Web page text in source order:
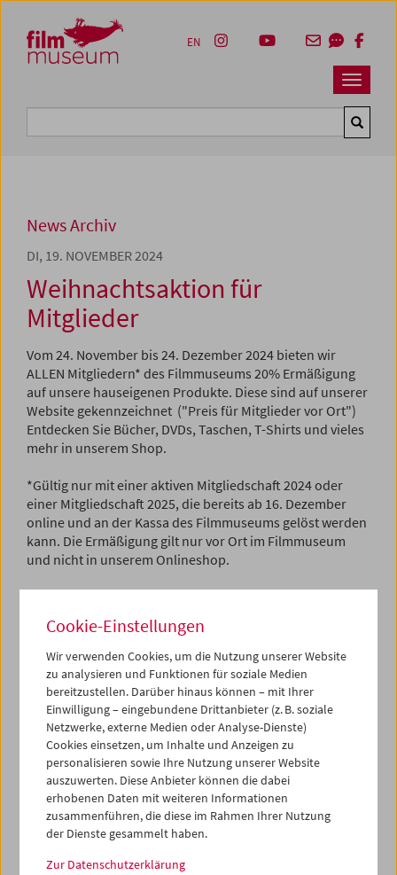
Zum Inhalt
Zum Hauptmenü
Zur Servicenavigation
Zum Suche
Navbar
EN
News Archiv
DI, 19. NOVEMBER 2024
Weihnachtsaktion für
Mitglieder
Vom 24. November bis 24. Dezember 2024 bieten wir
ALLEN Mitgliedern* des Filmmuseums 20% Ermäßigung
auf unsere hauseigenen Produkte. Diese sind auf unserer
Website gekennzeichnet ("Preis für Mitglieder vor Ort")
Entdecken Sie Bücher, DVDs, Taschen, T-Shirts und vieles
mehr in unserem Shop.
*Gültig nur mit einer aktiven Mitgliedschaft 2024 oder
einer Mitgliedschaft 2025, die bereits ab 16. Dezember
online und an der Kassa des Filmmuseums gelöst werden
kann. Die Ermäßigung gilt nur vor Ort im Filmmuseum
und nicht in unserem Onlineshop.
English version
Christmas Special for Members
From November 24 to December 24, 2024, we are offering
ALL members* of the Film Museum a 20% discount on our
in-house products. These are marked online ("Price for
members on-site"). Discover books, DVDs, bags, T-shirts
and much more in our shop.
*Only valid with an active 2024 membership or a 2025
membership, which can be purchased online and at the
Cookie-Einstellungen
Wir verwenden Cookies, um die Nutzung unserer Website
zu analysieren und Funktionen für soziale Medien
bereitzustellen. Darüber hinaus können – mit Ihrer
Einwilligung – eingebundene Drittanbieter (z. B. soziale
Netzwerke, externe Medien oder Analyse-Dienste)
Cookies einsetzen, um Inhalte und Anzeigen zu
personalisieren sowie Ihre Nutzung unserer Website
auszuwerten. Diese Anbieter können die dabei
erhobenen Daten mit weiteren Informationen
zusammenführen, die diese im Rahmen Ihrer Nutzung
der Dienste gesammelt haben.
Zur Datenschutzerklärung